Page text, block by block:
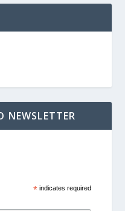
NEWSLETTER
*indicates required